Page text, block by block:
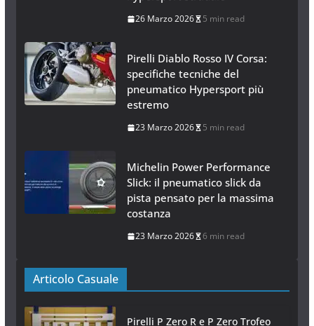
26 Marzo 2026 5 min read
Pirelli Diablo Rosso IV Corsa:
specifiche tecniche del
pneumatico Hypersport più
estremo
23 Marzo 2026 5 min read
Michelin Power Performance
Slick: il pneumatico slick da
pista pensato per la massima
costanza
23 Marzo 2026 6 min read
Articolo Casuale
Pirelli P Zero R e P Zero Trofeo